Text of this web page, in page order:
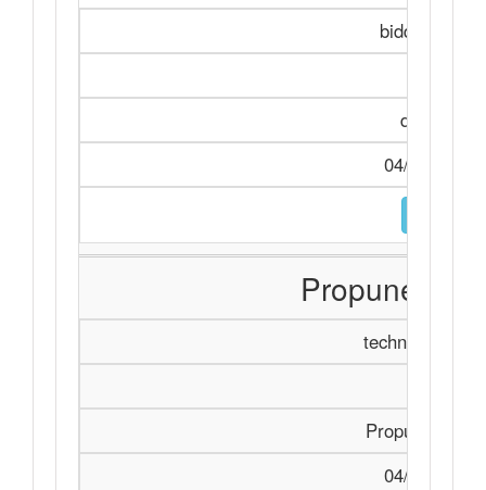
declarație
04/11/2025
Propunerea
Propunerea
04/11/2025